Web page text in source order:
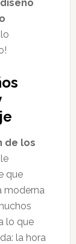
diseño
de los
que
moderna
lo que
la hora